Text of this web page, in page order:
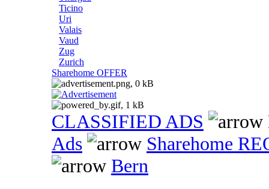
Ticino
Uri
Valais
Vaud
Zug
Zurich
Sharehome OFFER
CLASSIFIED ADS
Ads
Sharehome
Bern